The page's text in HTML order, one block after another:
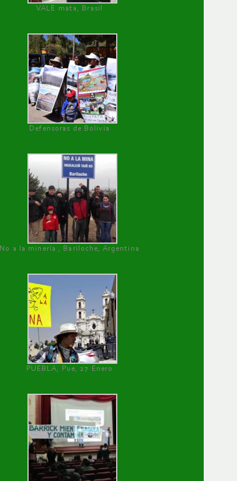
VALE mata, Brasil
Defensoras de Bolivia
No a la minería , Bariloche, Argentina
PUEBLA, Pue, 27 Enero